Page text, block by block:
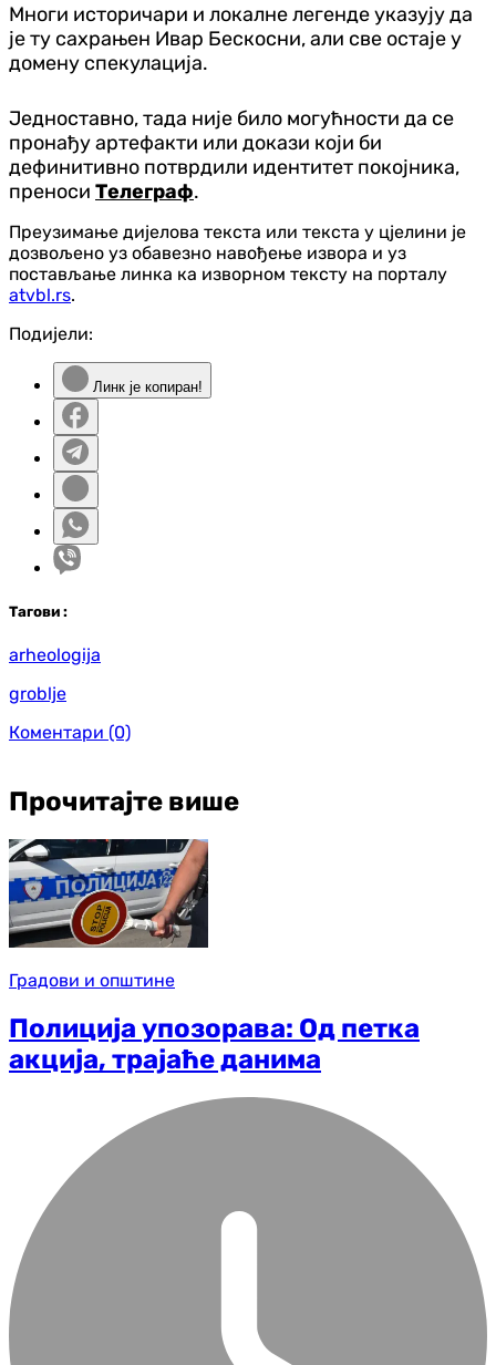
Многи историчари и локалне легенде указују да
је ту сахрањен Ивар Бескосни, али све остаје у
домену спекулација.
Једноставно, тада није било могућности да се
пронађу артефакти или докази који би
дефинитивно потврдили идентитет покојника,
преноси Телеграф.
Преузимање дијелова текста или текста у цјелини је
дозвољено уз обавезно навођење извора и уз
постављање линка ка изворном тексту на порталу
atvbl.rs.
Подијели:
Линк је копиран!
Тагови :
arheologija
groblje
Коментари (0)
Прочитајте више
Градови и општине
Полиција упозорава: Од петка
акција, трајаће данима